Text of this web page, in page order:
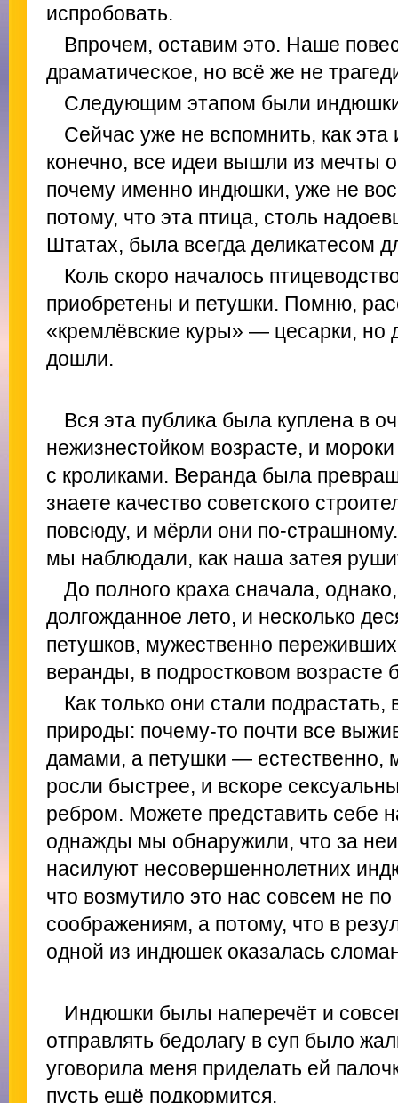
испробовать.
Впрочем, оставим это. Наше
драматическое, но всё же не
Следующим этапом были
Сейчас уже не вспомнить, как эта
конечно, все идеи вышли из мечты
почему именно индюшки, уже не
потому, что эта птица, столь
Штатах, была всегда деликатесом
Коль скоро началось
приобретены и петушки. Помню,
«кремлёвские куры» — цесарки, но
дошли.
Вся эта публика была куплена в
нежизнестойком возрасте, и
с кроликами. Веранда была
знаете качество советского
повсюду, и мёрли они по-
мы наблюдали, как наша затея
До полного краха сначала,
долгожданное лето, и несколько
петушков, мужественно
веранды, в подростковом
Как только они стали
природы: почему-то почти все
дамами, а петушки — естественно,
росли быстрее, и вскоре
ребром. Можете представить себе
однажды мы обнаружили, что за
насилуют несовершеннолетних
что возмутило это нас совсем не
соображениям, а потому, что в
одной из индюшек оказалась
Индюшки былы наперечёт и
отправлять бедолагу в суп было
уговорила меня приделать ей
пусть ещё подкормится.